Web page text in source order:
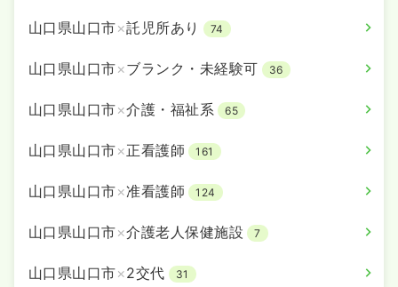
山口県山口市×託児所あり 74
山口県山口市×ブランク・未経験可 36
山口県山口市×介護・福祉系 65
山口県山口市×正看護師 161
山口県山口市×准看護師 124
山口県山口市×介護老人保健施設 7
山口県山口市×2交代 31